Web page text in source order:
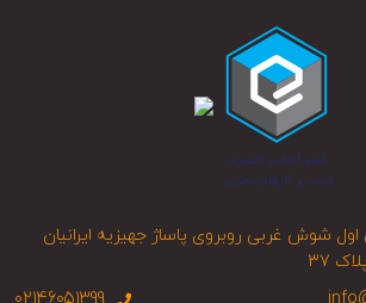
شوش غربی روبروی پاساژ جهیزیه ایرانیان
37